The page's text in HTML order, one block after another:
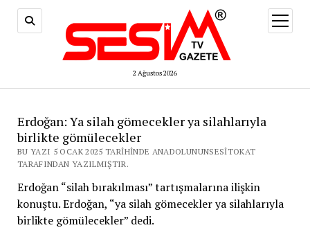
2 Ağustos 2026
aç
Erdoğan: Ya silah gömecekler ya silahlarıyla
birlikte gömülecekler
BU YAZI 5 OCAK 2025 TARIHINDE ANADOLUNUNSESITOKAT
TARAFINDAN YAZILMIŞTIR.
Erdoğan “silah bırakılması” tartışmalarına ilişkin
konuştu. Erdoğan, “ya silah gömecekler ya silahlarıyla
birlikte gömülecekler” dedi.